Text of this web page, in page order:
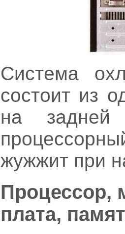
Система
состоит из
на
жужжит при
Процессор,
плата,